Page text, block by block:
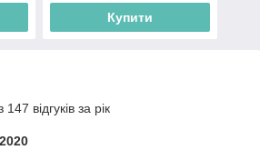
Купити
відгуків за рік